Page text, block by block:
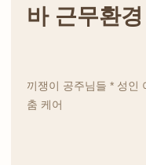
바 근무환
끼쟁이 공주님들 * 성인
춤 케어